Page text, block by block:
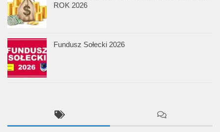
ROK 2026
Fundusz Sołecki 2026